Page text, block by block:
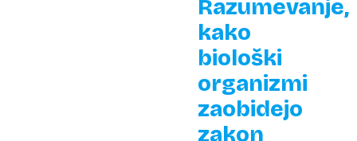
Razumevanje,
kako
biološki
organizmi
zaobidejo
zakon